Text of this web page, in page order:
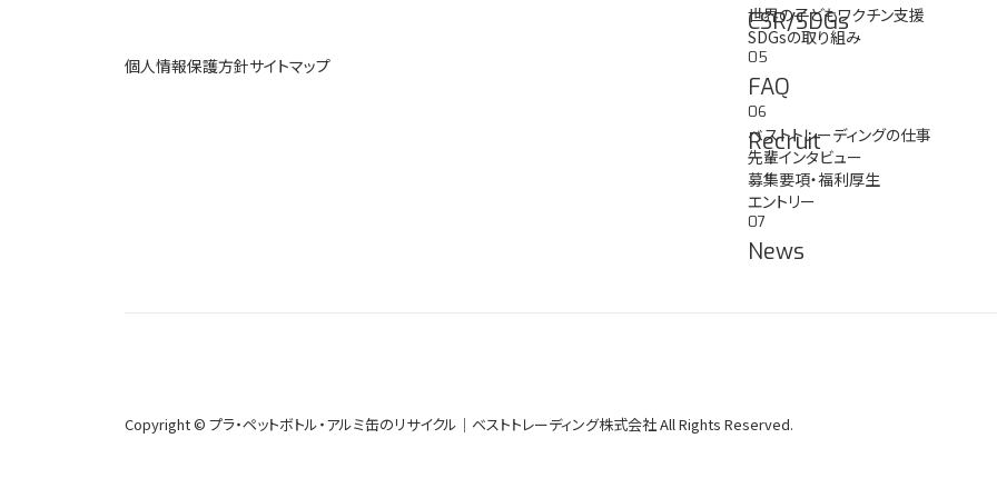
個人情報保護方針サイトマップ
CSR/SDGs
世界の子どもワクチン支援
SDGsの取り組み
05
FAQ
06
Recruit
ベストトレーディングの仕事
先輩インタビュー
募集要項・福利厚生
エントリー
07
News
Copyright © プラ・ペットボトル・アルミ缶のリサイクル｜ ベストトレーディング株式会社 All Rights Reserved.